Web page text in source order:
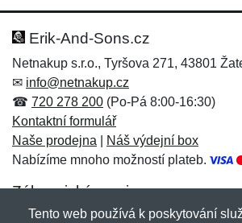
Erik-And-Sons.cz
Netnakup s.r.o., Tyršova 271, 43801
✉ info@netnakup.cz
☎ 720 278 200 (Po-Pá 8:00-16:30)
Kontaktní formulář
Naše prodejna
Náš výdejní box
Nabízíme mnoho možností plateb.
Zákaznický servis
Novinky emailem
Tento web používá k poskytování